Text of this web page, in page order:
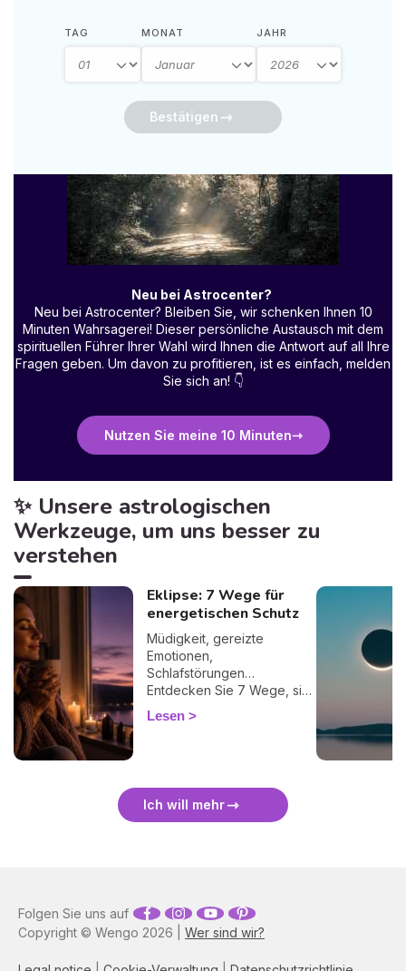
TAG MONAT JAHR
Bestätigen
Neu bei Astrocenter?
Neu bei Astrocenter? Bleiben Sie, wir schenken Ihnen 10
Minuten Wahrsagerei! Dieser persönliche Austausch mit dem
spirituellen Führer Ihrer Wahl wird Ihnen die Antwort auf all Ihre
Fragen geben. Um davon zu profitieren, ist es einfach, melden
Sie sich an! 👇
Nutzen Sie meine 10 Minuten
✨ Unsere astrologischen
Werkzeuge, um uns besser zu
verstehen
Eklipse: 7 Wege für
energetischen Schutz
Müdigkeit, gereizte
Emotionen,
Schlafstörungen…
Entdecken Sie 7 Wege, sich
bei einer Finsternis
energetisch zu schützen
Lesen
Ich will mehr
Copyright © Wengo 2026 | Wer sind wir?
Folgen Sie uns auf